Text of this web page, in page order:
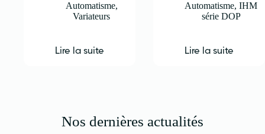
Automatisme,
Variateurs
Lire la suite
Automatisme, IHM
série DOP
Lire la suite
Nos dernières actualités